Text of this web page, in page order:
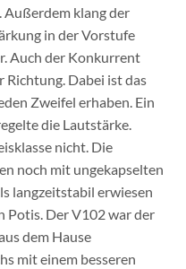
Außerdem klang der
in der Vorstufe
Auch der Konkurrent
Richtung. Dabei ist das
Zweifel erhaben. Ein
die Lautstärke.
nicht. Die
noch mit ungekapselten
langzeitstabil erwiesen
Potis. Der V102 war der
dem Hause
mit einem besseren